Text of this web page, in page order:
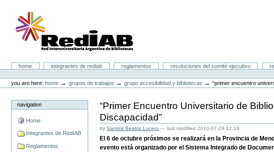
content.
Portal RedIAB
Sectionshome integrantes de rediab reglamentos resoluciones del comité ejecutivo
tools
you are here: home →grupos de trabajos →grupo accesibilidad y bibliotecas →“primer encuentro
navigation
Home
Integrantes de RedIAB
Reglamentos
“Primer Encuentro Universitario de
Discapacidad”
bySandra Beatriz Lucero — last modified2010-07-29 12:18
El 6 de octubre próximos se realizará en la Provincia de
evento está organizado por el Sistema Integrado de